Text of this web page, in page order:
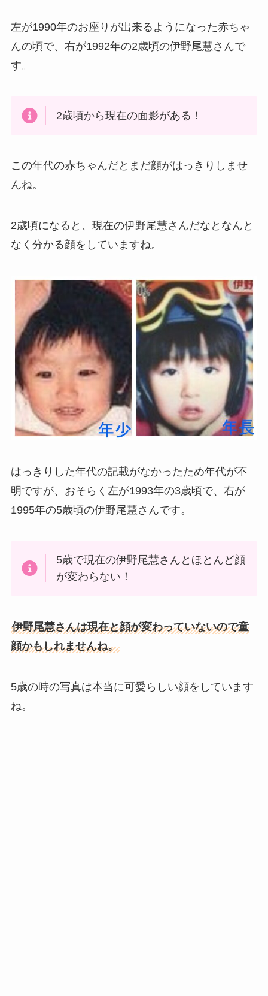
左が1990年のお座りが出来るようになった赤ちゃ
んの頃で、右が1992年の2歳頃の伊野尾慧さんで
す。
2歳頃から現在の面影がある！
この年代の赤ちゃんだとまだ顔がはっきりしませ
んね。
2歳頃になると、現在の伊野尾慧さんだなとなんと
なく分かる顔をしていますね。
はっきりした年代の記載がなかったため年代が不
明ですが、おそらく左が1993年の3歳頃で、右が
1995年の5歳頃の伊野尾慧さんです。
5歳で現在の伊野尾慧さんとほとんど顔
が変わらない！
伊野尾慧さんは現在と顔が変わっていないので童
顔かもしれませんね。
5歳の時の写真は本当に可愛らしい顔をしています
ね。